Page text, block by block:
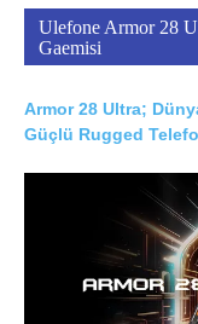
Ulefone Armor 28
Gaemisi
Armor 28 Ultra;
Güçlü Rugged